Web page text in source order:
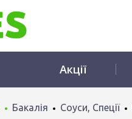
Акції
Бакалія Соуси, Спеції